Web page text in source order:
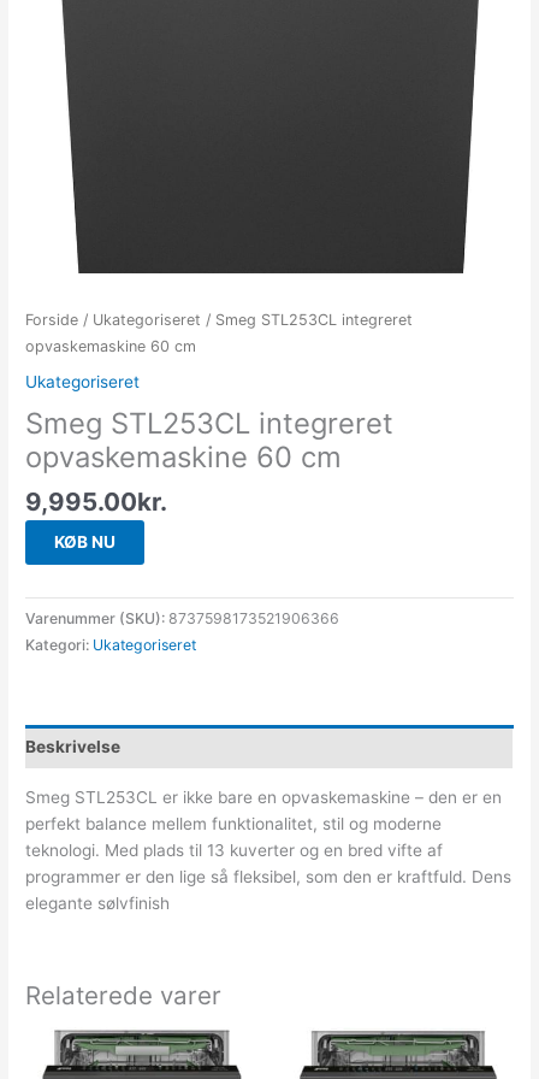
Forside / Ukategoriseret / Smeg STL253CL integreret
opvaskemaskine 60 cm
Ukategoriseret
Smeg STL253CL integreret
opvaskemaskine 60 cm
9,995.00kr.
KØB NU
Varenummer (SKU):8737598173521906366
Kategori: Ukategoriseret
Beskrivelse
Smeg STL253CL er ikke bare en opvaskemaskine – den er en
perfekt balance mellem funktionalitet, stil og moderne
teknologi. Med plads til 13 kuverter og en bred vifte af
programmer er den lige så fleksibel, som den er kraftfuld. Dens
elegante sølvfinish
Relaterede varer